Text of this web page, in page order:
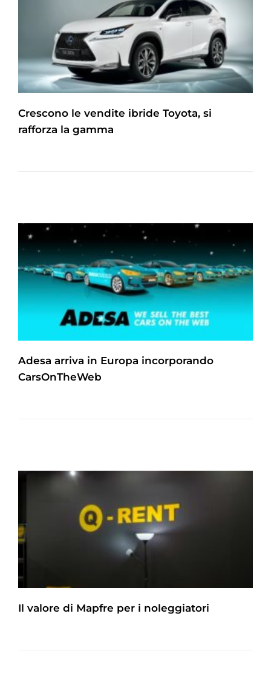
Crescono le vendite ibride Toyota, si
rafforza la gamma
Adesa arriva in Europa incorporando
CarsOnTheWeb
Il valore di Mapfre per i noleggiatori